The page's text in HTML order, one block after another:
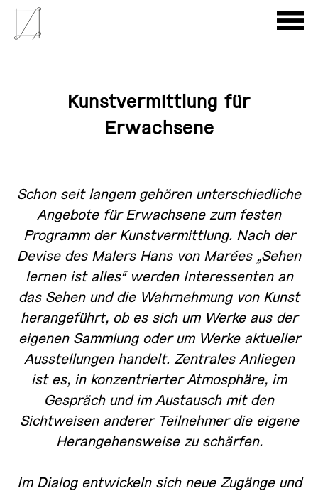
Kunstvermittlung für
Erwachsene
Schon seit langem gehören unterschiedliche
Angebote für Erwachsene zum festen
Programm der Kunstvermittlung. Nach der
Devise des Malers Hans von Marées „Sehen
lernen ist alles“ werden Interessenten an
das Sehen und die Wahrnehmung von Kunst
herangeführt, ob es sich um Werke aus der
eigenen Sammlung oder um Werke aktueller
Ausstellungen handelt. Zentrales Anliegen
ist es, in konzentrierter Atmosphäre, im
Gespräch und im Austausch mit den
Sichtweisen anderer Teilnehmer die eigene
Herangehensweise zu schärfen.
Im Dialog entwickeln sich neue Zugänge und